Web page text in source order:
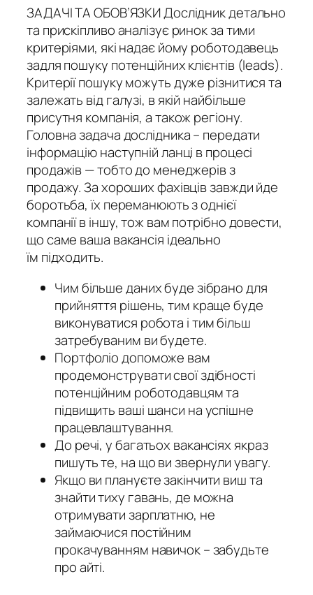
ЗАДАЧІ ТА ОБОВ’ЯЗКИ Дослідник детально
та прискіпливо аналізує ринок за тими
критеріями, які надає йому роботодавець
задля пошуку потенційних клієнтів (leads).
Критерії пошуку можуть дуже різнитися та
залежать від галузі, в якій найбільше
присутня компанія, а також регіону.
Головна задача дослідника – передати
інформацію наступній ланці в процесі
продажів — тобто до менеджерів з
продажу. За хороших фахівців завжди йде
боротьба, їх переманюють з однієї
компанії в іншу, тож вам потрібно довести,
що саме ваша вакансія ідеально
їм підходить.
Чим більше даних буде зібрано для
прийняття рішень, тим краще буде
виконуватися робота і тим більш
затребуваним ви будете.
Портфоліо допоможе вам
продемонструвати свої здібності
потенційним роботодавцям та
підвищить ваші шанси на успішне
працевлаштування.
До речі, у багатьох вакансіях якраз
пишуть те, на що ви звернули увагу.
Якщо ви плануєте закінчити виш та
знайти тиху гавань, де можна
отримувати зарплатню, не
займаючися постійним
прокачуванням навичок – забудьте
про айті.